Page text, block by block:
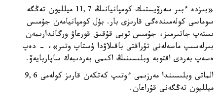
«بىزدە ءبىر سەرۆيستىك كومپانيانىڭ 11,7 ميلليون تەڭگە
سوماسى كولەمىندەگى قارىزى بار. بۇل كومپانيامەن جۇمىس
ىستەپ جاتىرمىز، جۇمىس توبى قۇقىق قورعاۋ ورگاندارىمەن
بىرلەسىپ ماسەلەنى تۇراقتى باقىلاۋدا ۇستاپ وتىر»، - دەپ
ەسەپ بەردى اقتوبە وبلىسىنىڭ اكىمى بەردىبەك ساپاربايەۆ.
الماتى وبلىسىندا مەرزىمى ءوتىپ كەتكەن قارىز كولەمى 9,6
ميلليون تەڭگەنى قۇراعان.